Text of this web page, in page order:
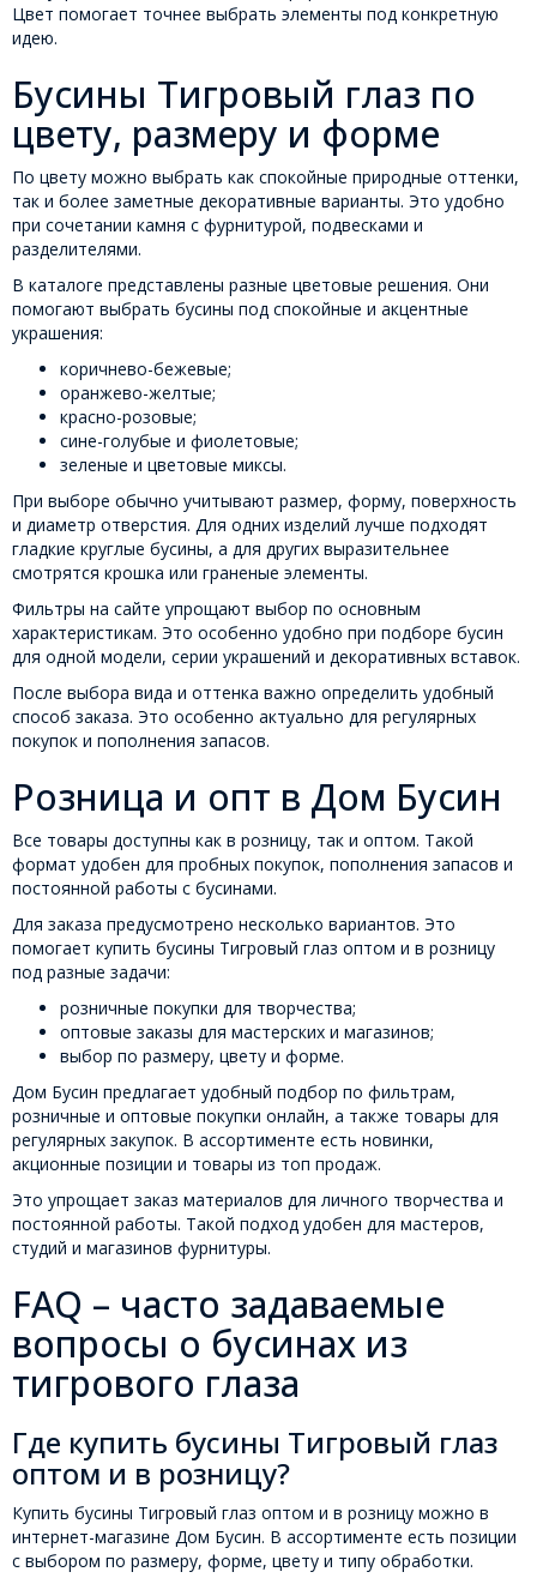
Цвет помогает точнее выбрать элементы под конкретную
идею.
Бусины Тигровый глаз по
цвету, размеру и форме
По цвету можно выбрать как спокойные природные оттенки,
так и более заметные декоративные варианты. Это удобно
при сочетании камня с фурнитурой, подвесками и
разделителями.
В каталоге представлены разные цветовые решения. Они
помогают выбрать бусины под спокойные и акцентные
украшения:
коричнево-бежевые;
оранжево-желтые;
красно-розовые;
сине-голубые и фиолетовые;
зеленые и цветовые миксы.
При выборе обычно учитывают размер, форму, поверхность
и диаметр отверстия. Для одних изделий лучше подходят
гладкие круглые бусины, а для других выразительнее
смотрятся крошка или граненые элементы.
Фильтры на сайте упрощают выбор по основным
характеристикам. Это особенно удобно при подборе бусин
для одной модели, серии украшений и декоративных вставок.
После выбора вида и оттенка важно определить удобный
способ заказа. Это особенно актуально для регулярных
покупок и пополнения запасов.
Розница и опт в Дом Бусин
Все товары доступны как в розницу, так и оптом. Такой
формат удобен для пробных покупок, пополнения запасов и
постоянной работы с бусинами.
Для заказа предусмотрено несколько вариантов. Это
помогает купить бусины Тигровый глаз оптом и в розницу
под разные задачи:
розничные покупки для творчества;
оптовые заказы для мастерских и магазинов;
выбор по размеру, цвету и форме.
Дом Бусин предлагает удобный подбор по фильтрам,
розничные и оптовые покупки онлайн, а также товары для
регулярных закупок. В ассортименте есть новинки,
акционные позиции и товары из топ продаж.
Это упрощает заказ материалов для личного творчества и
постоянной работы. Такой подход удобен для мастеров,
студий и магазинов фурнитуры.
FAQ – часто задаваемые
вопросы о бусинах из
тигрового глаза
Где купить бусины Тигровый глаз
оптом и в розницу?
Купить бусины Тигровый глаз оптом и в розницу можно в
интернет-магазине Дом Бусин. В ассортименте есть позиции
с выбором по размеру, форме, цвету и типу обработки.